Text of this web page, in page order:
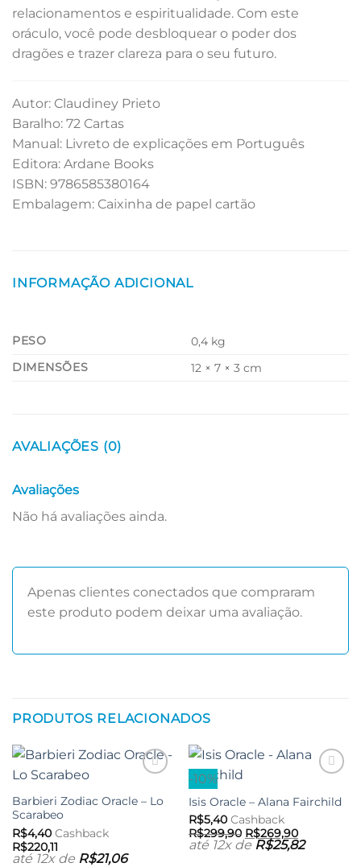
relacionamentos e espiritualidade. Com este
oráculo, você pode desbloquear o poder dos
dragões e trazer clareza para o seu futuro.
Autor: Claudiney Prieto
Baralho: 72 Cartas
Manual: Livreto de explicações em Português
Editora: Ardane Books
ISBN: 9786585380164
Embalagem: Caixinha de papel cartão
INFORMAÇÃO ADICIONAL
PESO
0,4 kg
DIMENSÕES
12 × 7 × 3 cm
AVALIAÇÕES (0)
Avaliações
Não há avaliações ainda.
Apenas clientes conectados que compraram
este produto podem deixar uma avaliação.
PRODUTOS RELACIONADOS
aos meus
desejos
Barbieri Zodiac Oracle – Lo
Scarabeo
R$4,40Cashback
R$220,11
até 12x de R$21,06
-10%
aos meus
desejos
Isis Oracle – Alana Fairchild
R$5,40Cashback
R$299,90 O
preço
original
R$269,90O
preço
atual
até 12x de R$25,82